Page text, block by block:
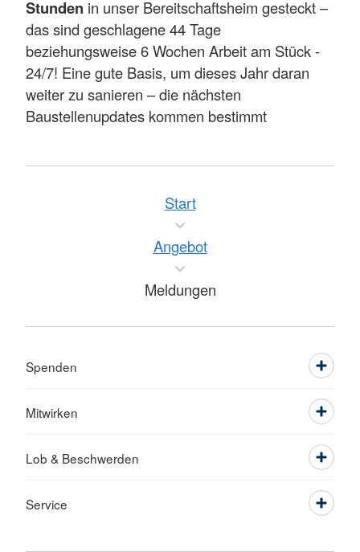
Stunden in unser Bereitschaftsheim gesteckt –
das sind geschlagene 44 Tage
beziehungsweise 6 Wochen Arbeit am Stück -
24/7! Eine gute Basis, um dieses Jahr daran
weiter zu sanieren – die nächsten
Baustellenupdates kommen bestimmt
Start
Angebot
Meldungen
Spenden
Mitwirken
Lob & Beschwerden
Service